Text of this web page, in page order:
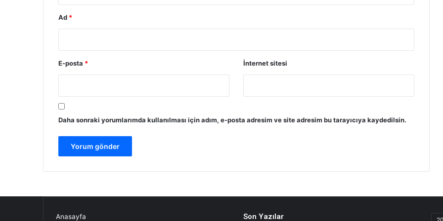
Ad *
E-posta * İnternet sitesi
Daha sonraki yorumlarımda kullanılması için adım, e-posta adresim ve site adresim bu tarayıcıya kaydedilsin.
Anasayfa Son Yazılar